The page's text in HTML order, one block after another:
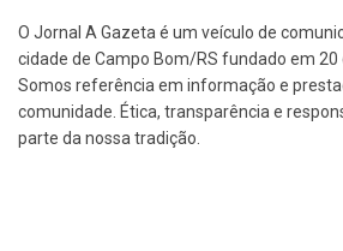
O Jornal A Gazeta é um veículo de
cidade de Campo Bom/RS fundado em 20
Somos referência em informação e
comunidade. Ética, transparência e
parte da nossa tradição.